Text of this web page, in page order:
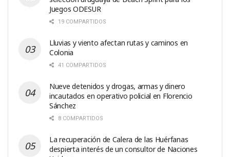
Juegos ODESUR
19 COMPARTIDOS
Lluvias y viento afectan rutas y caminos en
Colonia
41 COMPARTIDOS
Nueve detenidos y drogas, armas y dinero
incautados en operativo policial en Florencio
Sánchez
8 COMPARTIDOS
La recuperación de Calera de las Huérfanas
despierta interés de un consultor de Naciones